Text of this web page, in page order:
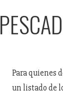
Para quienes
un listado de